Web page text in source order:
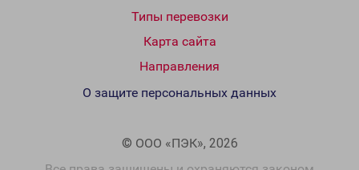
Типы перевозки
Карта сайта
Направления
© ООО «ПЭК», 2026
О защите персональных данных